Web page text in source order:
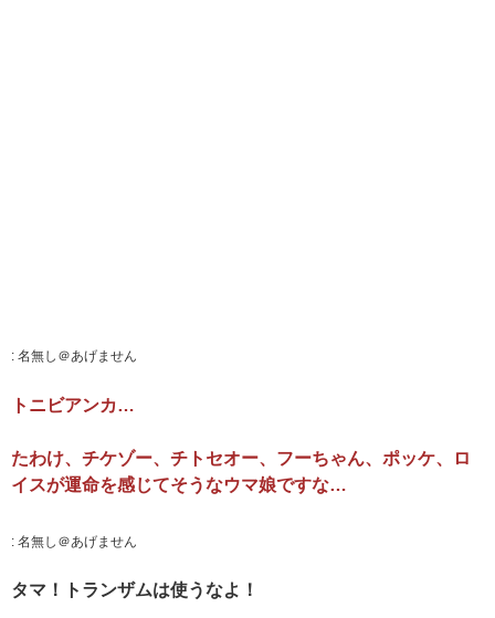
: 名無し＠あげません
トニビアンカ…
たわけ、チケゾー、チトセオー、フーちゃん、ポッケ、ロ
イスが運命を感じてそうなウマ娘ですな…
: 名無し＠あげません
タマ！トランザムは使うなよ！